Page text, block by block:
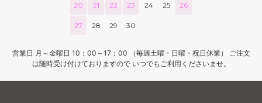
20 21 22 23 24 25 26
27 28 29 30
営業日 月～金曜日 10：00～17：00 （毎週土曜・日曜・祝日休業） ご注文
は随時受け付けておりますので いつでもご利用くださいませ。